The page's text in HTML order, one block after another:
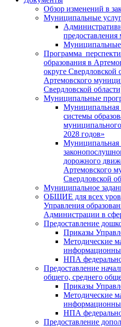
Обзор изменений в
Муниципальные
Муниципальные
Программа
образования в
округе Свердловской
Артемовского
Свердловской
Муниципальные
Муниципальная
системы
2028 годов»
Муниципальная
дорожного
Артемовского
Свердловской
Муниципальное
ОБЩИЕ для всех
Управления
Администрации в
Предоставление
Приказы
Методические
НПА
Предоставление
общего, среднего
Приказы
Методические
НПА
Предоставление